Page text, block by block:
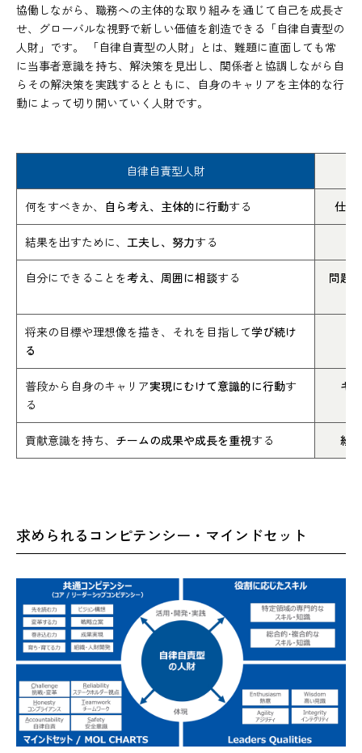
協働しながら、職務への主体的な取り組みを通じて自己を成長さ
せ、グローバルな視野で新しい価値を創造できる「自律自責型の
人財」です。 「自律自責型の人財」とは、難題に直面しても常
に当事者意識を持ち、解決策を見出し、関係者と協調しながら自
らその解決策を実践するとともに、自身のキャリアを主体的な行
動によって切り開いていく人財です。
自律自責型人財
何をすべきか、 自ら考え、主体的に行動する 仕事
結果を出すために、 工夫し、努力する
自分にできることを考え、周囲に相談する 問題
将来の目標や理想像を描き、それを目指して学び続け
る
普段から自身のキャリア実現にむけて意識的に行動す
る
キ
貢献意識を持ち、 チームの成果や成長を重視する 組
求められるコンピテンシー・マインドセット